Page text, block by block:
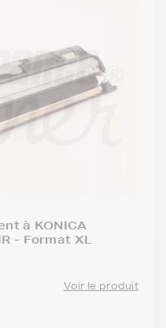
à KONICA
- Format XL
Voir le produit